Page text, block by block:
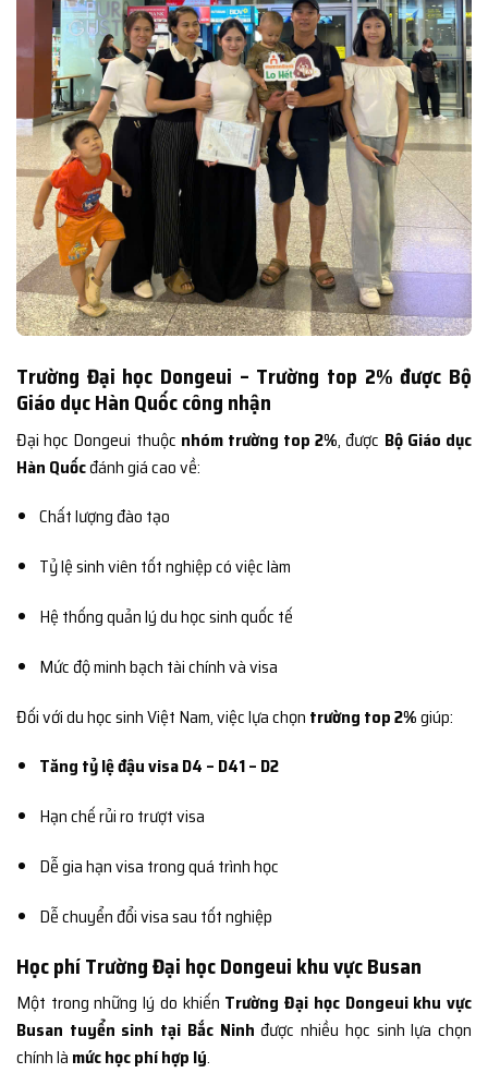
Trường Đại học Dongeui – Trường top 2% được Bộ
Giáo dục Hàn Quốc công nhận
Đại học Dongeui thuộc nhóm trường top 2%, được Bộ Giáo dục
Hàn Quốcđánh giá cao về:
Chất lượng đào tạo
Tỷ lệ sinh viên tốt nghiệp có việc làm
Hệ thống quản lý du học sinh quốc tế
Mức độ minh bạch tài chính và visa
Đối với du học sinh Việt Nam, việc lựa chọn trường top 2%giúp:
Tăng tỷ lệ đậu visa D4 – D41 – D2
Hạn chế rủi ro trượt visa
Dễ gia hạn visa trong quá trình học
Dễ chuyển đổi visa sau tốt nghiệp
Học phí Trường Đại học Dongeui khu vực Busan
Một trong những lý do khiến Trường Đại học Dongeui khu vực
Busan tuyển sinh tại Bắc Ninh được nhiều học sinh lựa chọn
chính là mức học phí hợp lý.